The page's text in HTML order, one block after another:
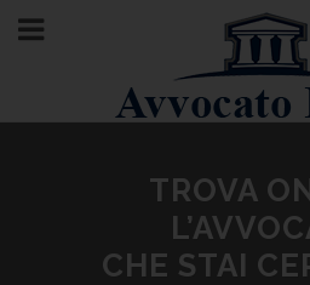
TROVA
CHE STAI